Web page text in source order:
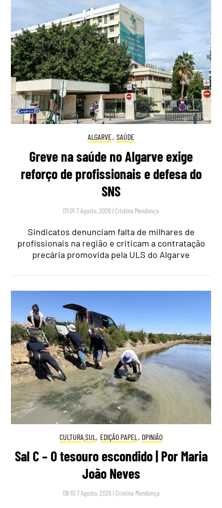
ALGARVE, SAÚDE
Greve na saúde no Algarve exige
reforço de profissionais e defesa do
SNS
07:01 7 Agosto, 2026 | Cristina Mendonça
Sindicatos denunciam falta de milhares de
profissionais na região e criticam a contratação
precária promovida pela ULS do Algarve
CULTURA.SUL , EDIÇÃO PAPEL , OPINIÃO
Sal C – O tesouro escondido | Por Maria
João Neves
09:10 7 Agosto, 2026 | Cristina Mendonça